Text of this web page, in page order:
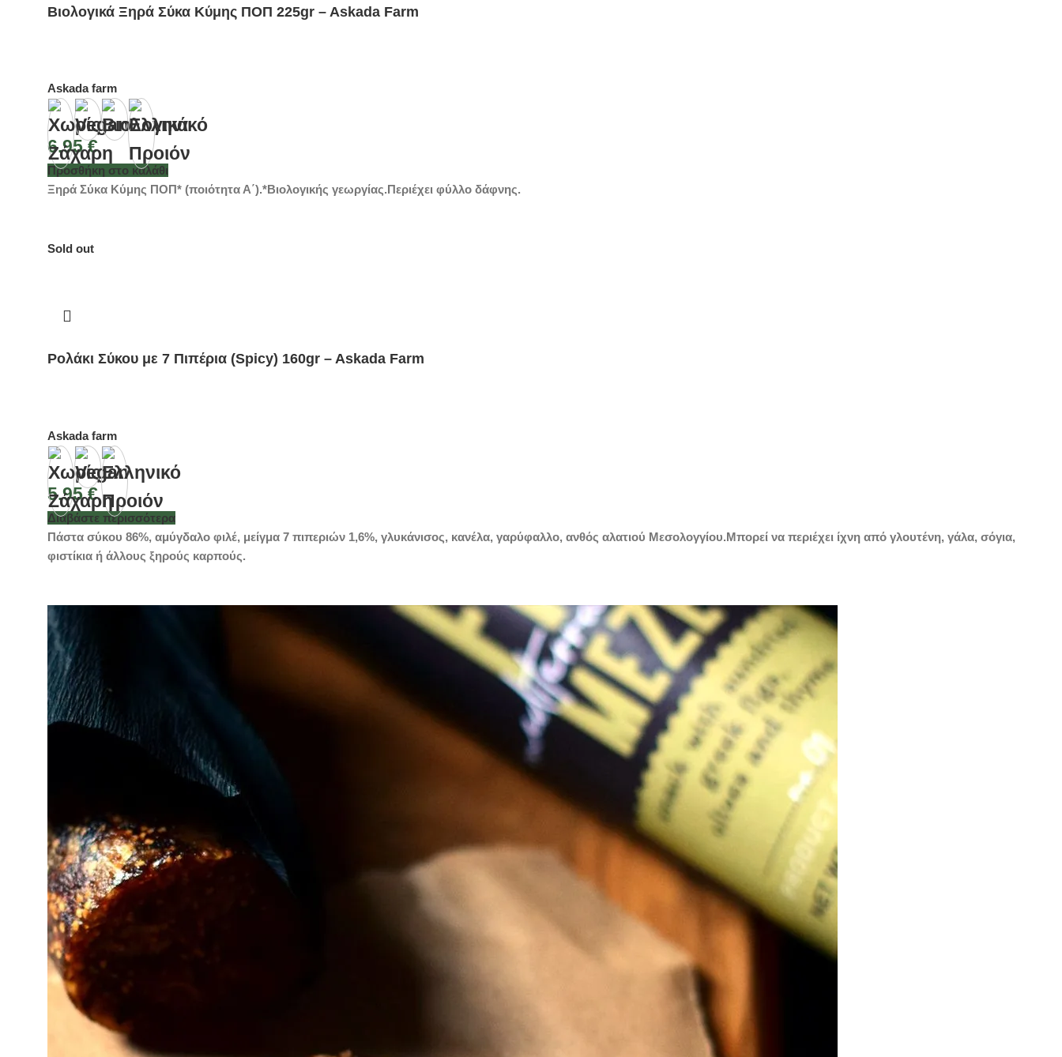
Βιολογικά Ξηρά Σύκα Κύμης ΠΟΠ 225gr – Askada Farm
Askada farm
6.95€
Προσθήκη στο καλάθι
Ξηρά Σύκα Κύμης ΠΟΠ* (ποιότητα Α΄).*Βιολογικής γεωργίας.Περιέχει φύλλο δάφνης.
Sold out
Ρολάκι Σύκου με 7 Πιπέρια (Spicy) 160gr – Askada Farm
Askada farm
5.95€
Διαβάστε περισσότερα
Πάστα σύκου 86%, αμύγδαλο φιλέ, μείγμα 7 πιπεριών 1,6%, γλυκάνισος, κανέλα, γαρύφαλλο, ανθός αλατιού Μεσολογγίου.Μπορεί να περιέχει ίχνη από γλουτένη, γάλα, σόγια,
φιστίκια ή άλλους ξηρούς καρπούς.